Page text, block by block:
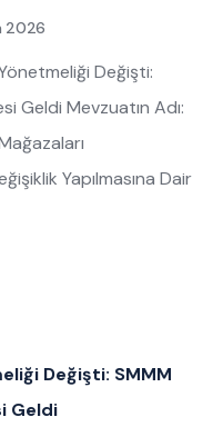
2026
Değişti:
Geldi Mevzuatın Adı:
Yapılmasına Dair
Değişti: SMMM
Geldi